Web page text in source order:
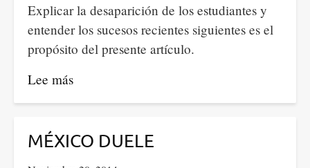
Explicar la desaparición de los estudiantes y
entender los sucesos recientes siguientes es el
propósito del presente artículo.
Lee más
La
de
MÉXICO DUELE